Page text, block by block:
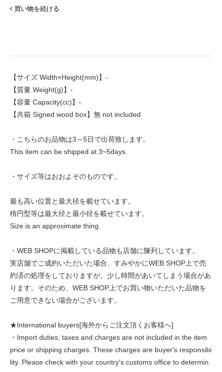
買い物を続ける
【サイズ Width×Height(mm)】-
【質量 Weight(g)】-
【容量 Capacity(cc)】-
【共箱 Signed wood box】無 not included
・こちらのお品物は3～5日で出荷致します。
This item can be shipped at 3~5days.
・サイズ等はおおよそのものです。
最も高い位置と最大径を載せています。
楕円型等は最大径と最小径を載せています。
Size is an approximate thing.
・WEB SHOPに掲載している品物も店舗に陳列しています。
実店舗でご成約いただいた場合、すみやかにWEB SHOP上で売
約済の処理をしておりますが、少し時間があいてしまう場合があ
ります。そのため、WEB SHOP上でお買い物いただいた品物を
ご用意できない場合がございます。
★International buyers[海外からご注文頂くお客様へ]
・Import duties, taxes and charges are not included in the item
price or shipping charges. These charges are buyer's responsibi
lity. Please check with your country's customs office to determin